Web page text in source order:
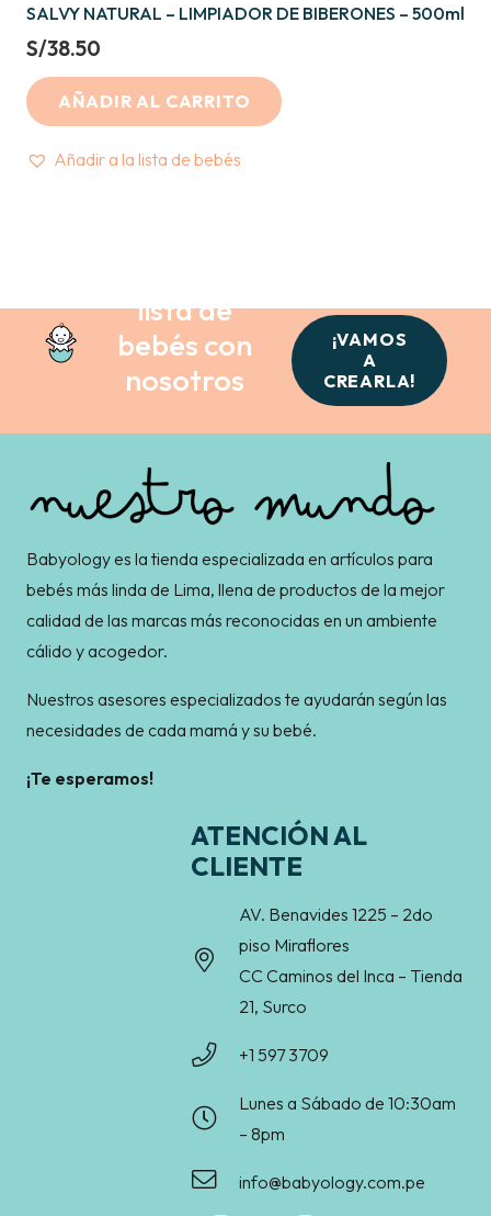
SALVY NATURAL – LIMPIADOR DE BIBERONES – 500ml
S/38.50
AÑADIR AL CARRITO
Añadir a la lista de bebés
lista de
bebés con
nosotros
¡VAMOS
A
CREARLA!
Babyology es la tienda especializada en artículos para
bebés más linda de Lima, llena de productos de la mejor
calidad de las marcas más reconocidas en un ambiente
cálido y acogedor.
Nuestros asesores especializados te ayudarán según las
necesidades de cada mamá y su bebé.
¡Te esperamos!
ATENCIÓN AL
CLIENTE
AV. Benavides 1225 – 2do
piso Miraflores
CC Caminos del Inca – Tienda
21, Surco
+1 597 3709
Lunes a Sábado de 10:30am
– 8pm
info@babyology.com.pe